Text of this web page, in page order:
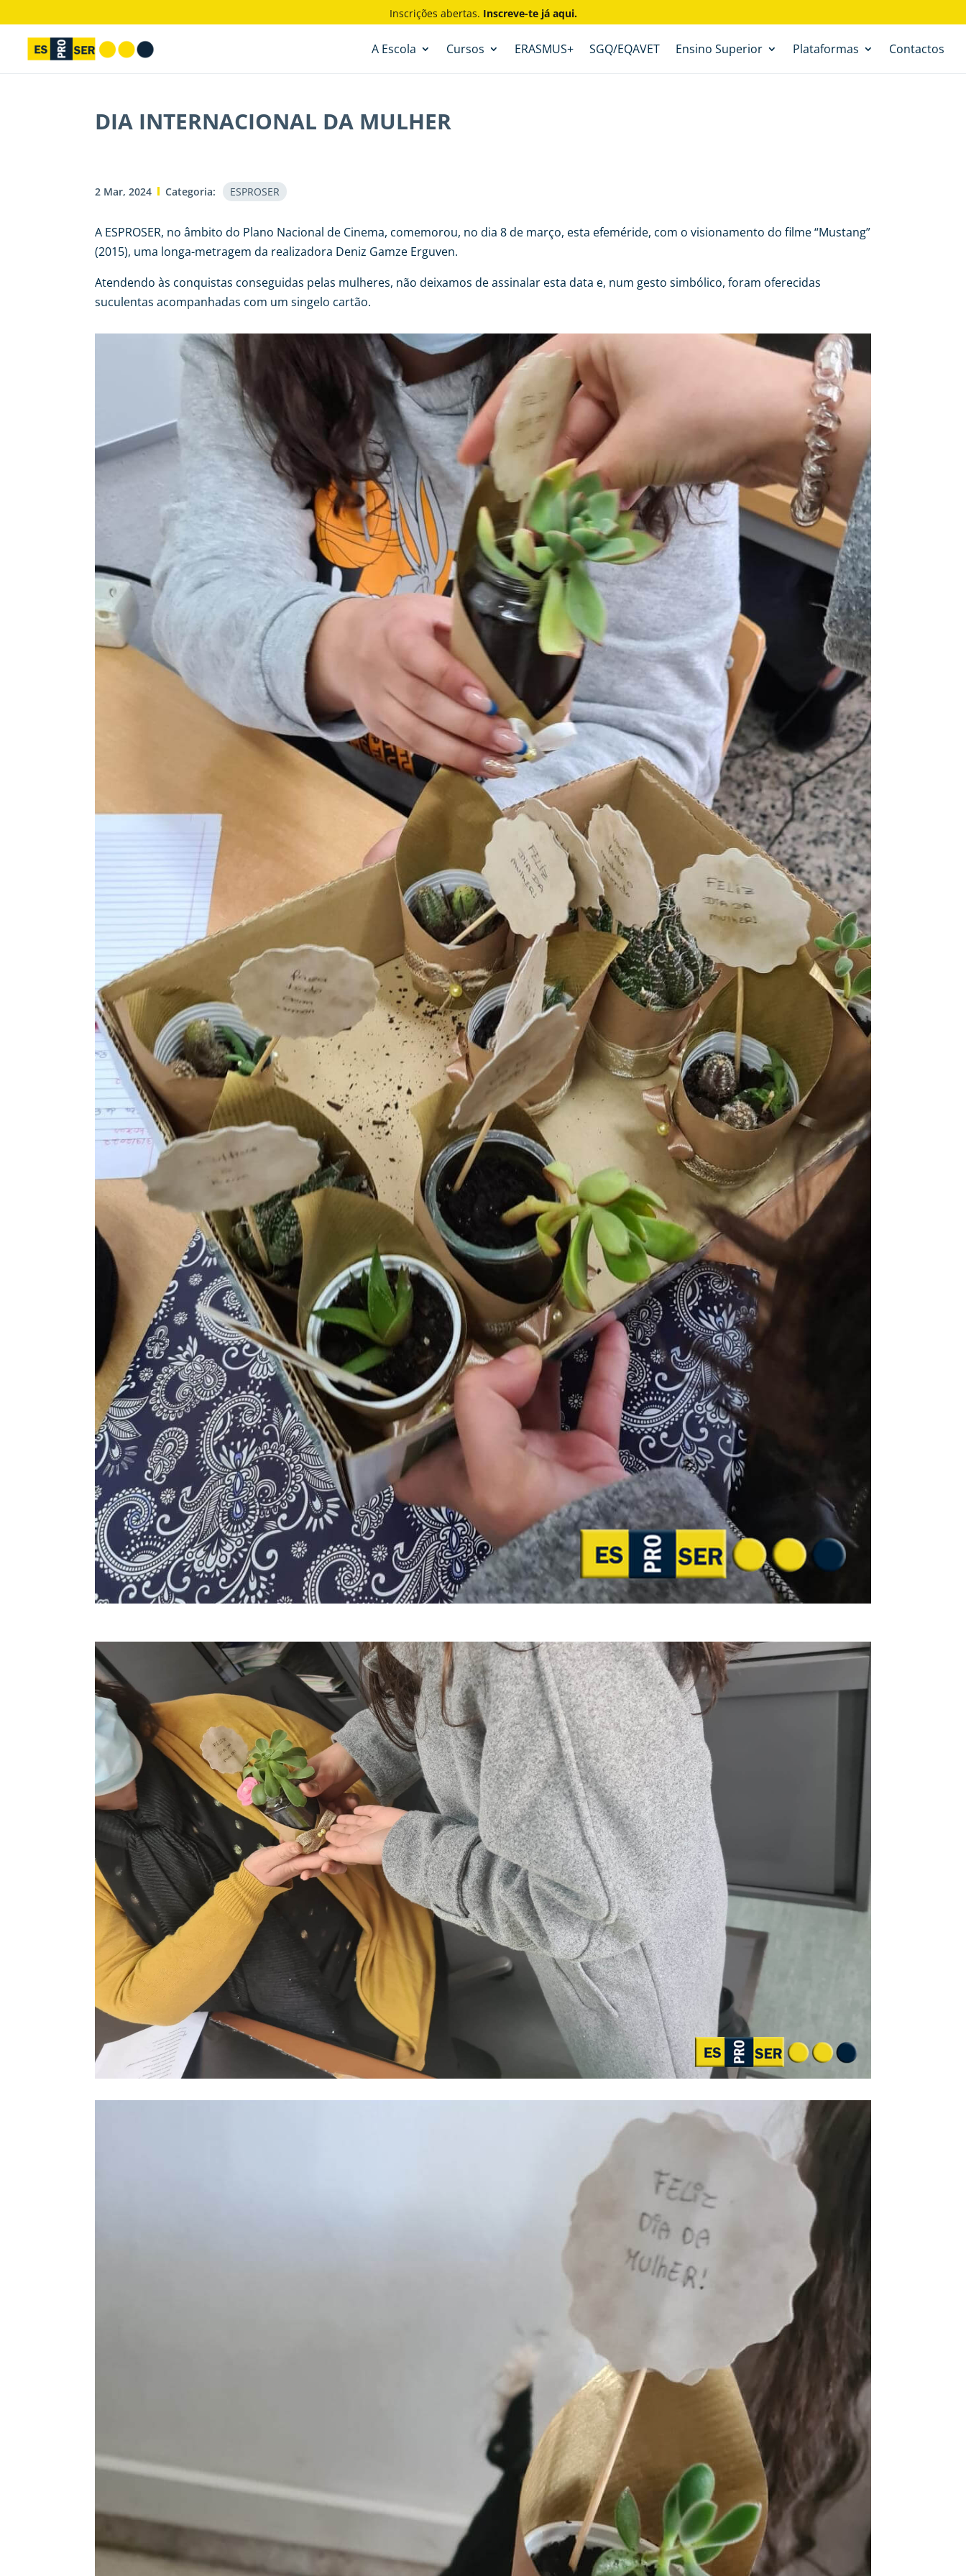
Inscrições abertas. Inscreve-te já aqui.
A Escola Cursos ERASMUS+ SGQ/EQAVET Ensino Superior Plataformas Contactos
DIA INTERNACIONAL DA MULHER
2 Mar, 2024 Categoria: ESPROSER
A ESPROSER, no âmbito do Plano Nacional de Cinema, comemorou, no dia 8 de março, esta efeméride, com o visionamento do filme “Mustang”
(2015), uma longa-metragem da realizadora Deniz Gamze Erguven.
Atendendo às conquistas conseguidas pelas mulheres, não deixamos de assinalar esta data e, num gesto simbólico, foram oferecidas
suculentas acompanhadas com um singelo cartão.